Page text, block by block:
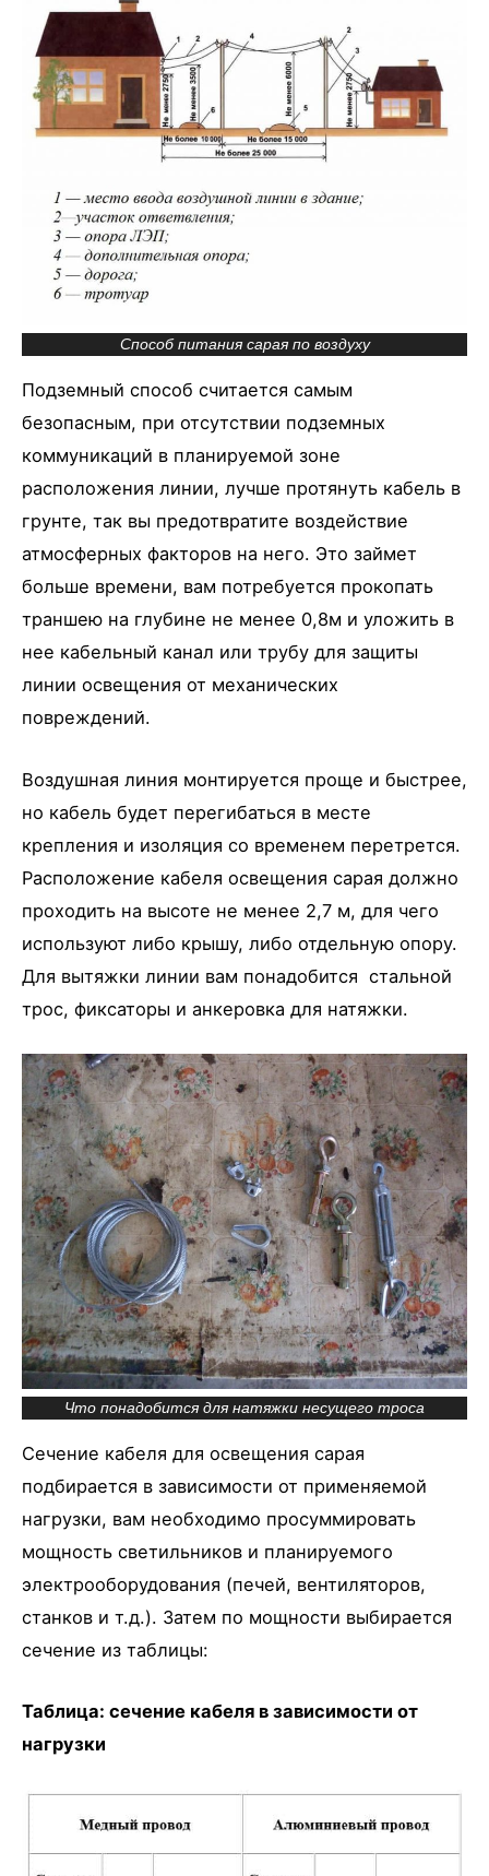
Способ питания сарая по воздуху
Подземный способ считается самым
безопасным, при отсутствии подземных
коммуникаций в планируемой зоне
расположения линии, лучше протянуть кабель в
грунте, так вы предотвратите воздействие
атмосферных факторов на него. Это займет
больше времени, вам потребуется прокопать
траншею на глубине не менее 0,8м и уложить в
нее кабельный канал или трубу для защиты
линии освещения от механических
повреждений.
Воздушная линия монтируется проще и быстрее,
но кабель будет перегибаться в месте
крепления и изоляция со временем перетрется.
Расположение кабеля освещения сарая должно
проходить на высоте не менее 2,7 м, для чего
используют либо крышу, либо отдельную опору.
Для вытяжки линии вам понадобится стальной
трос, фиксаторы и анкеровка для натяжки.
Что понадобится для натяжки несущего троса
Сечение кабеля для освещения сарая
подбирается в зависимости от применяемой
нагрузки, вам необходимо просуммировать
мощность светильников и планируемого
электрооборудования (печей, вентиляторов,
станков и т.д.). Затем по мощности выбирается
сечение из таблицы:
Таблица: сечение кабеля в зависимости от
нагрузки